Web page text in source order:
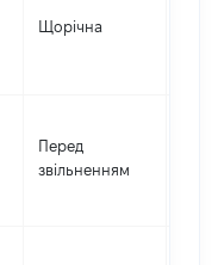
Щорічна
Перед
звільненням